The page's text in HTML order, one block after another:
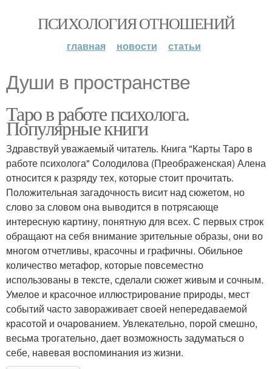
ПСИХОЛОГИЯ ОТНОШЕНИЙ
главная новости статьи
Души в пространстве
Таро в работе психолога.
Популярные книги
Здравствуй уважаемый читатель. Книга "Карты Таро в
работе психолога" Солодилова (Преображенская) Алена
относится к разряду тех, которые стоит прочитать.
Положительная загадочность висит над сюжетом, но
слово за словом она выводится в потрясающе
интересную картину, понятную для всех. С первых строк
обращают на себя внимание зрительные образы, они во
многом отчетливы, красочны и графичны. Обильное
количество метафор, которые повсеместно
использованы в тексте, сделали сюжет живым и сочным.
Умелое и красочное иллюстрирование природы, мест
событий часто завораживает своей непередаваемой
красотой и очарованием. Увлекательно, порой смешно,
весьма трогательно, дает возможность задуматься о
себе, навевая воспоминания из жизни.